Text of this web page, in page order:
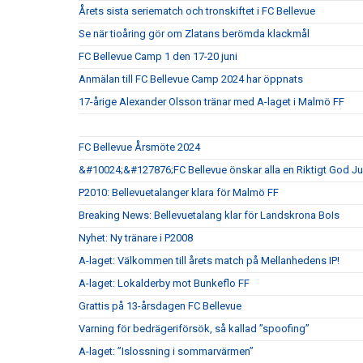
Årets sista seriematch och tronskiftet i FC Bellevue
Se när tioåring gör om Zlatans berömda klackmål
FC Bellevue Camp 1 den 17-20 juni
Anmälan till FC Bellevue Camp 2024 har öppnats
17-årige Alexander Olsson tränar med A-laget i Malmö FF
FC Bellevue Årsmöte 2024
&#10024;&#127876;FC Bellevue önskar alla en Riktigt God
P2010: Bellevuetalanger klara för Malmö FF
Breaking News: Bellevuetalang klar för Landskrona BoIs
Nyhet: Ny tränare i P2008
A-laget: Välkommen till årets match på Mellanhedens IP!
A-laget: Lokalderby mot Bunkeflo FF
Grattis på 13-årsdagen FC Bellevue
Varning för bedrägeriförsök, så kallad ”spoofing”
A-laget: ”Islossning i sommarvärmen”